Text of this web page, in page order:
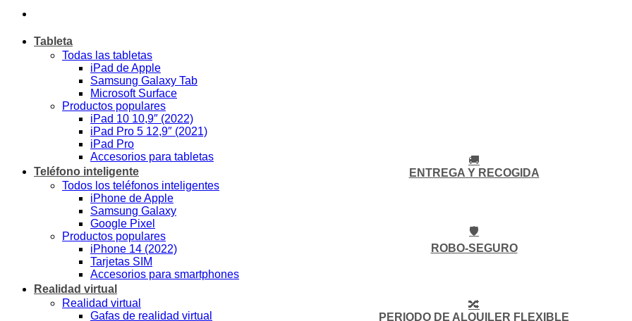
Tableta
Todas las tabletas
iPad de Apple
Samsung Galaxy Tab
Microsoft Surface
Productos populares
iPad 10 10,9″ (2022)
iPad Pro 5 12,9″ (2021)
iPad Pro
Accesorios para tabletas
Teléfono inteligente
Todos los teléfonos inteligentes
iPhone de Apple
Samsung Galaxy
Google Pixel
Productos populares
iPhone 14 (2022)
Tarjetas SIM
Accesorios para smartphones
Realidad virtual
Realidad virtual
Gafas de realidad virtual
🚚
ENTREGA Y RECOGIDA
🛡️
ROBO-SEGURO
🔀
PERIODO DE ALQUILER FLEXIBLE